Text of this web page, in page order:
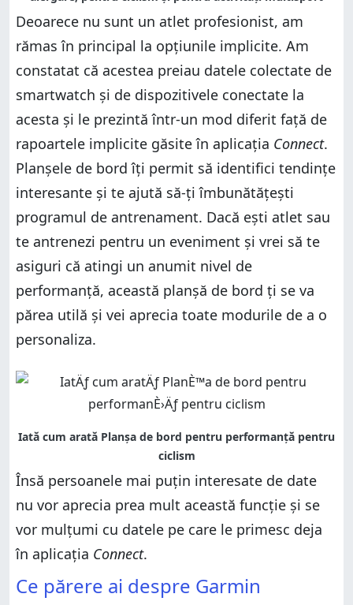
Deoarece nu sunt un atlet profesionist, am
rămas în principal la opțiunile implicite. Am
constatat că acestea preiau datele colectate de
smartwatch și de dispozitivele conectate la
acesta și le prezintă într-un mod diferit față de
rapoartele implicite găsite în aplicația Connect.
Planșele de bord îți permit să identifici tendințe
interesante și te ajută să-ți îmbunătățești
programul de antrenament. Dacă ești atlet sau
te antrenezi pentru un eveniment și vrei să te
asiguri că atingi un anumit nivel de
performanță, această planșă de bord ți se va
părea utilă și vei aprecia toate modurile de a o
personaliza.
Însă persoanele mai puțin interesate de date
nu vor aprecia prea mult această funcție și se
vor mulțumi cu datele pe care le primesc deja
în aplicația Connect.
Ce părere ai despre Garmin